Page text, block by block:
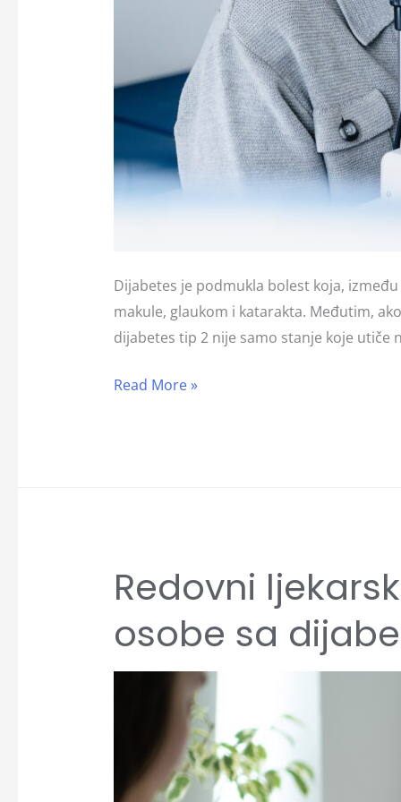
Dijabetes je podmukla bolest koja,
makule, glaukom i katarakta. Međutim,
dijabetes tip 2 nije samo stanje koje utiče
Read More »
Redovni
osobe sa
Redovni
ljekarski
pregledi
osobe